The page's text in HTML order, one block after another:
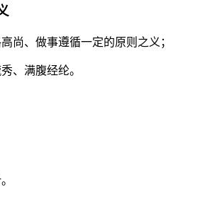
尚、做事遵循一定的原则之义；
、满腹经纶。